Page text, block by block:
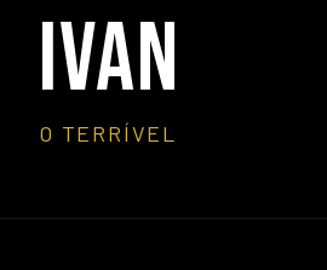
IVAN
O TERRÍVEL